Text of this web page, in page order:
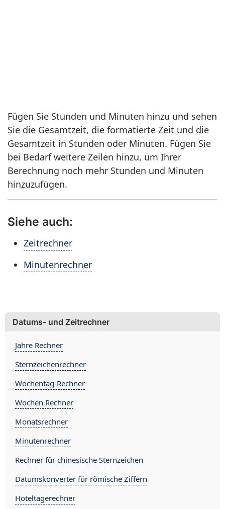
Fügen Sie Stunden und Minuten hinzu und sehen
Sie die Gesamtzeit, die formatierte Zeit und die
Gesamtzeit in Stunden oder Minuten. Fügen Sie
bei Bedarf weitere Zeilen hinzu, um Ihrer
Berechnung noch mehr Stunden und Minuten
hinzuzufügen.
Siehe auch:
Zeitrechner
Minutenrechner
Datums- und Zeitrechner
Jahre Rechner
Sternzeichenrechner
Wochentag-Rechner
Wochen Rechner
Monatsrechner
Minutenrechner
Rechner für chinesische Sternzeichen
Datumskonverter für römische Ziffern
Hoteltagerechner